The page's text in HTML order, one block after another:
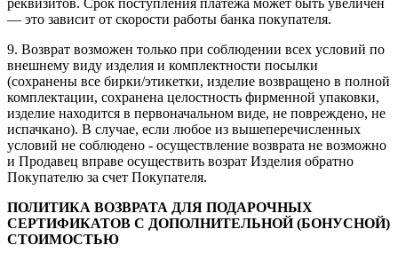
— это зависит от скорости работы банка покупателя.
9. Возврат возможен только при соблюдении всех условий по
внешнему виду изделия и комплектности посылки
(сохранены все бирки/этикетки, изделие возвращено в полной
комплектации, сохранена целостность фирменной упаковки,
изделие находится в первоначальном виде, не повреждено, не
испачкано). В случае, если любое из вышеперечисленных
условий не соблюдено - осуществление возврата не возможно
и Продавец вправе осуществить возрат Изделия обратно
Покупателю за счет Покупателя.
ПОЛИТИКА ВОЗВРАТА ДЛЯ ПОДАРОЧНЫХ
СЕРТИФИКАТОВ С ДОПОЛНИТЕЛЬНОЙ (БОНУСНОЙ)
СТОИМОСТЬЮ